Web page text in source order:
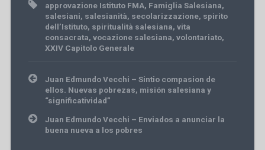
approvazione Istituto FMA, Famiglia Salesiana,
salesiani, salesianità, secolarizzazione, spirito
dell’Istituto, spiritualità salesiana, vita
consacrata, vocazione salesiana, volontariato,
XXIV Capitolo Generale
Post
navigation
Juan Edmundo Vecchi – Sintio compasion de
ellos. Nuevas pobrezas, misión salesiana y
“significatividad”
Juan Edmundo Vecchi – Enviados a anunciar la
buena nueva a los pobres